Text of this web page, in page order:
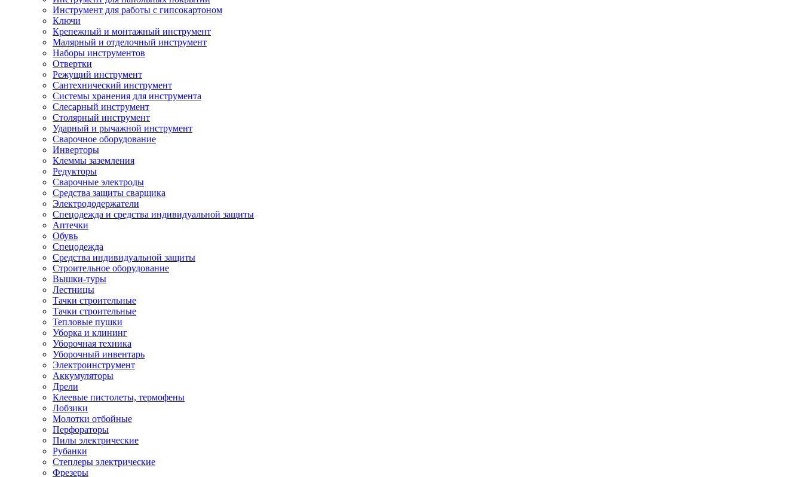
Инструмент для работы с гипсокартоном
Ключи
Крепежный и монтажный инструмент
Малярный и отделочный инструмент
Наборы инструментов
Отвертки
Режущий инструмент
Сантехнический инструмент
Системы хранения для инструмента
Слесарный инструмент
Столярный инструмент
Ударный и рычажной инструмент
Сварочное оборудование
Инверторы
Клеммы заземления
Редукторы
Сварочные электроды
Средства защиты сварщика
Электрододержатели
Спецодежда и средства индивидуальной защиты
Аптечки
Обувь
Спецодежда
Средства индивидуальной защиты
Строительное оборудование
Вышки-туры
Лестницы
Тачки строительные
Тачки строительные
Тепловые пушки
Уборка и клининг
Уборочная техника
Уборочный инвентарь
Электроинструмент
Аккумуляторы
Дрели
Клеевые пистолеты, термофены
Лобзики
Молотки отбойные
Перфораторы
Пилы электрические
Рубанки
Степлеры электрические
Фрезеры